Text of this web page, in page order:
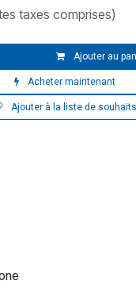
taxes comprises)
Ajouter au
Acheter maintenant
Ajouter à la liste de souhaits